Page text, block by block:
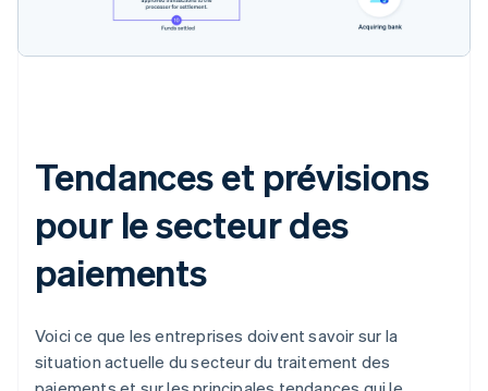
Tendances et prévisions
pour le secteur des
paiements
Voici ce que les entreprises doivent savoir sur la
situation actuelle du secteur du traitement des